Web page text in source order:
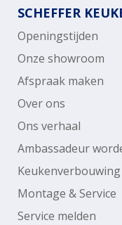
SCHEFFER
Openingstijden
Onze showroom
Afspraak maken
Over ons
Ons verhaal
Ambassadeur
Keukenverbouwing
Montage & Service
Service melden